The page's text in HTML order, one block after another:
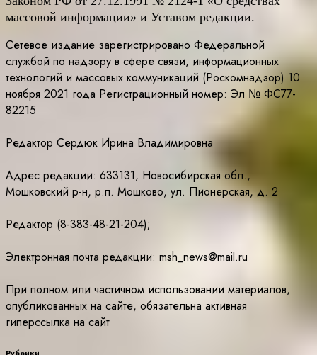
массовой информации» и Уставом редакции.
Сетевое издание зарегистрировано Федеральной
службой по надзору в сфере связи, информационных
технологий и массовых коммуникаций (Роскомнадзор) 10
ноября 2021 года Регистрационный номер: Эл № ФС77-
82215
Редактор Сердюк Ирина Владимировна
Адрес редакции: 633131, Новосибирская обл.,
Мошковский р-н, р.п. Мошково, ул. Пионерская, д. 2
Редактор (8-383-48-21-204);
Электронная почта редакции: msh_news@mail.ru
При полном или частичном использовании материалов,
опубликованных на сайте, обязательна активная
гиперссылка на сайт